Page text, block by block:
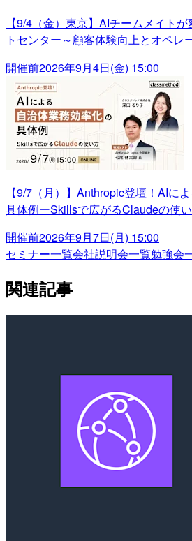
【9/4（金）東京】AIチームメイト
トセンター～顧客体験向上とオペレ
開催前2026年9月4日(金) 15:00
【9/7（月）】Anthropic登壇！AIに
具体例ーSkillsで広がるClaudeの使
開催前2026年9月7日(月) 15:00
セミナー一覧会社説明会一覧勉強会
関連記事